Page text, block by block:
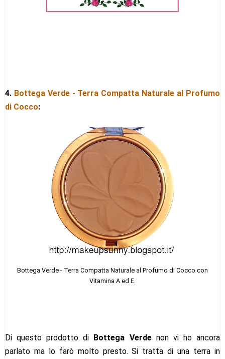
4. Bottega Verde - Terra Compatta Naturale al Profumo
di Cocco:
Bottega Verde - Terra Compatta Naturale al Profumo di Cocco con
Vitamina A ed E.
Di questo prodotto di Bottega Verde non vi ho ancora
parlato ma lo farò molto presto. Si tratta di una terra in